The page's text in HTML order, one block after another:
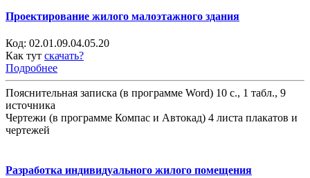
Проектирование жилого малоэтажного здания
Код: 02.01.09.04.05.20
Как тут скачать?
Подробнее
Пояснительная записка (в программе Word) 10 с., 1 табл., 9
источника
Чертежи (в программе Компас и Автокад) 4 листа плакатов и
чертежей
Разработка индивидуального жилого помещения